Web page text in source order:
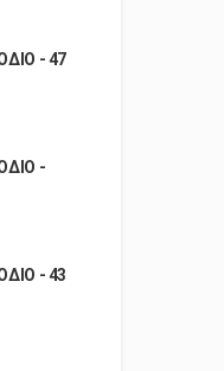
- 47
-
- 43